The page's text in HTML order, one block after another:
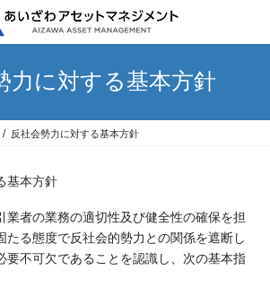
力に対する基本方針
反社会勢力に対する基本方針
基本方針
業者の業務の適切性及び健全性の確保を担
たる態度で反社会的勢力との関係を遮断し
要不可欠であることを認識し、次の基本指